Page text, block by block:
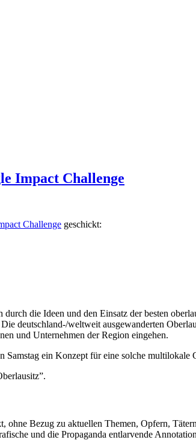
Impact Challenge
Challenge geschickt:
die Ideen und den Einsatz der besten
deutschland-/weltweit ausgewanderten
und Unternehmen der Region eingehen.
ein Konzept für eine solche
Bezug zu aktuellen Themen, Opfern,
und die Propaganda entlarvende